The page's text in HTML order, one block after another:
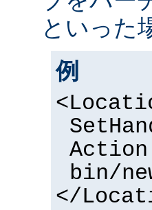
といった
例
bin/
</